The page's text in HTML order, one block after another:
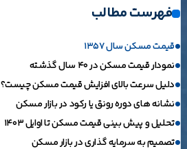
فهرست مطالب
قیمت مسکن سال 1357
نمودار قیمت مسکن در 40 سال گذشته
دلیل سرعت بالای افزایش قیمت مسکن چیست؟
نشانه های دوره رونق یا رکود در بازار مسکن
تحلیل و پیش بینی قیمت مسکن تا اوایل 1403
تصمیم به سرمایه گذاری در بازار مسکن